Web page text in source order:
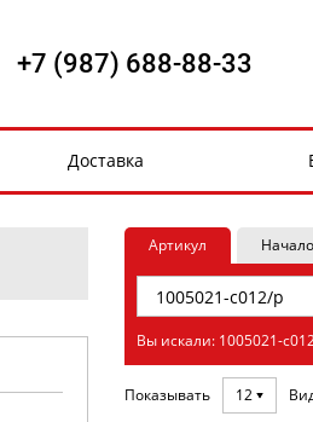
+7 (987) 688-88-33
Доставка
Артикул
Вы искали: 1005021-
Показывать 12